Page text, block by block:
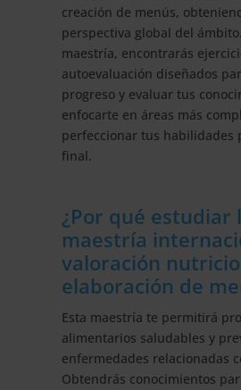
creación de menús,
perspectiva global del
maestría, encontrarás
autoevaluación diseñados
progreso y evaluar tus
enfocarte en áreas más
perfeccionar tus habilidades
final.
¿Por qué estudiar
maestría
valoración
elaboración de
Esta maestría te permitirá
alimentarios saludables y
enfermedades relacionadas
Obtendrás conocimientos